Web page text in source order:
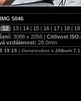
IMG 5046
| 12 | 13 | 14 | 15 | 16 | 17 | 18 | 19
3088 x 2056 | Citlivost ISO:
vzdálenost: 28.0mm
19:15| Generováno v JAlbum 7.1